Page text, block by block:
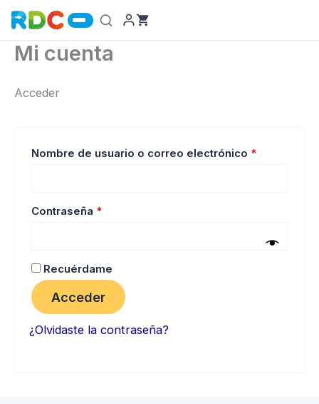
contenido
Mi cuenta
Acceder
Nombre de usuario o correo electrónico *
Contraseña *
Recuérdame
Acceder
¿Olvidaste la contraseña?